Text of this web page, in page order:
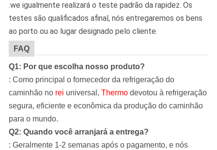
.we igualmente realizará o teste padrão da rapidez. Os
testes são qualificados afinal, nós entregaremos os bens
ao porto ou ao lugar designado pelo cliente.
FAQ
Q1: Por que escolha nosso produto?
: Como principal o fornecedor da refrigeração do
caminhão no rei universal, Thermo devotou à refrigeração
segura, eficiente e econômica da produção do caminhão
para o mundo.
Q2: Quando você arranjará a entrega?
: Geralmente 1-2 semanas após o pagamento, e nós